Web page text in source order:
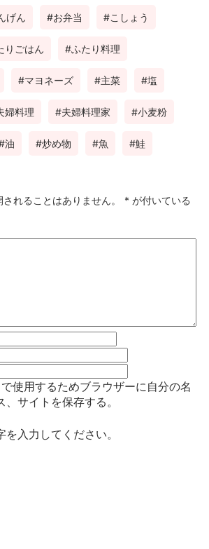
げん お弁当 こしょう
りごはん ふたり料理
マヨネーズ 主菜 塩
婦料理 夫婦料理家 小麦粉
油 炒め物 魚 鮭
れることはありません。 * が付いている
使用するためブラウザーに自分の名
サイトを保存する。
を入力してください。